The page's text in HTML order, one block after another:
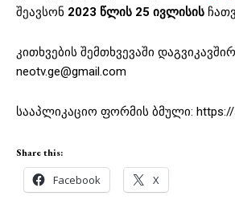
შეავსონ 2023 წლის 25 ივლისის
კითხვების შემთხვევაში
neotv.ge@gmail.com
სააპლიკაციო ფორმის ბმული: https://
Share this:
Facebook X